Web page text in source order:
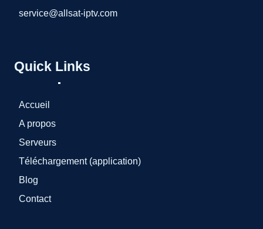
service@allsat-iptv.com
Quick Links
Accueil
A propos
Serveurs
Téléchargement (application)
Blog
Contact